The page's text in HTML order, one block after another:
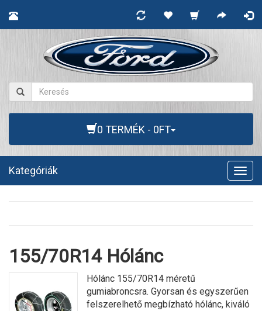
0 TERMÉK - 0FT
Kategóriák
155/70R14 Hólánc
Hólánc 155/70R14 méretű
gumiabroncsra. Gyorsan és egyszerűen
felszerelhető megbízható hólánc, kiváló